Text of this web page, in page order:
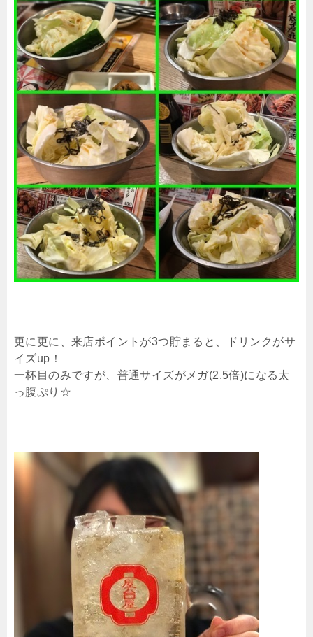
更に更に、来店ポイントが3つ貯まると、ドリンクがサ
イズup！
一杯目のみですが、普通サイズがメガ(2.5倍)になる太
っ腹ぷり☆